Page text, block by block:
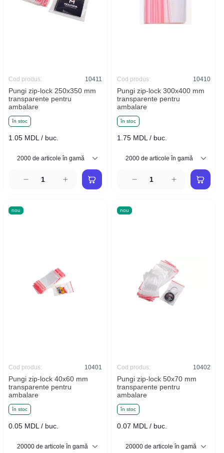
în stoc
Pungi zip-lock 250x350 mm
transparente pentru
ambalare
Cod produs: 10411
1.05 MDL / buc.
în stoc
Pungi zip-lock 300x400 mm
transparente pentru
ambalare
Cod produs: 10410
1.75 MDL / buc.
nou
în stoc
Pungi zip-lock 40x60 mm
transparente pentru
ambalare
Cod produs: 10401
0.05 MDL / buc.
nou
în stoc
Pungi zip-lock 50x70 mm
transparente pentru
ambalare
Cod produs: 10402
0.07 MDL / buc.